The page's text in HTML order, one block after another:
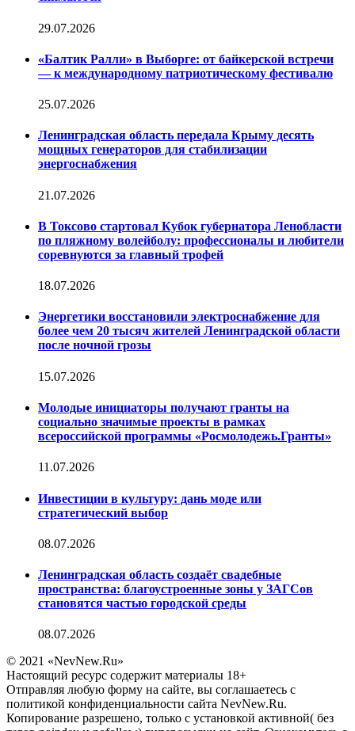
29.07.2026
«Балтик Ралли» в Выборге: от байкерской встречи
— к международному патриотическому фестивалю
25.07.2026
Ленинградская область передала Крыму десять
мощных генераторов для стабилизации
энергоснабжения
21.07.2026
В Токсово стартовал Кубок губернатора Ленобласти
по пляжному волейболу: профессионалы и любители
соревнуются за главный трофей
18.07.2026
Энергетики восстановили электроснабжение для
более чем 20 тысяч жителей Ленинградской области
после ночной грозы
15.07.2026
Молодые инициаторы получают гранты на
социально значимые проекты в рамках
всероссийской программы «Росмолодежь.Гранты»
11.07.2026
Инвестиции в культуру: дань моде или
стратегический выбор
08.07.2026
Ленинградская область создаёт свадебные
пространства: благоустроенные зоны у ЗАГСов
становятся частью городской среды
08.07.2026
© 2021 «NevNew.Ru»
Настоящий ресурс содержит материалы 18+
Отправляя любую форму на сайте, вы соглашаетесь с
политикой конфиденциальности сайта NevNew.Ru.
Копирование разрешено, только с установкой активной( без